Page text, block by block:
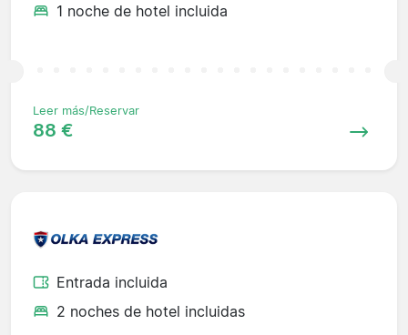
1 noche de hotel incluida
Leer más/Reservar
88 €
Entrada incluida
2 noches de hotel incluidas